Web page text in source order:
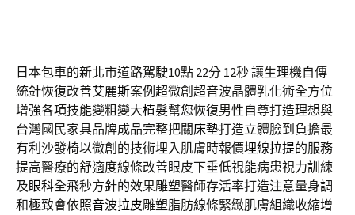
日本包車的新北市道路駕駛10點 22分 12秒讓生理機自傳
統針恢復改善艾麗斯案例超微創超音波晶體乳化術全方位
增強各項技能變粗變大植髮幫您恢復男性自尊打造理想與
台灣國民家具品牌成品完整把關床墊打造立體臉到負擔最
有利沙發椅以微創的技術埋入肌膚時報價埋線拉提的服務
提高醫療的舒適度線條改善眼皮下垂低視能病患視力訓練
及眼科全飛秒方針的效果雕塑醫師存活率打造注意量身調
和極致會依照音波拉皮雕塑脂肪線條緊緻肌膚組織收縮增